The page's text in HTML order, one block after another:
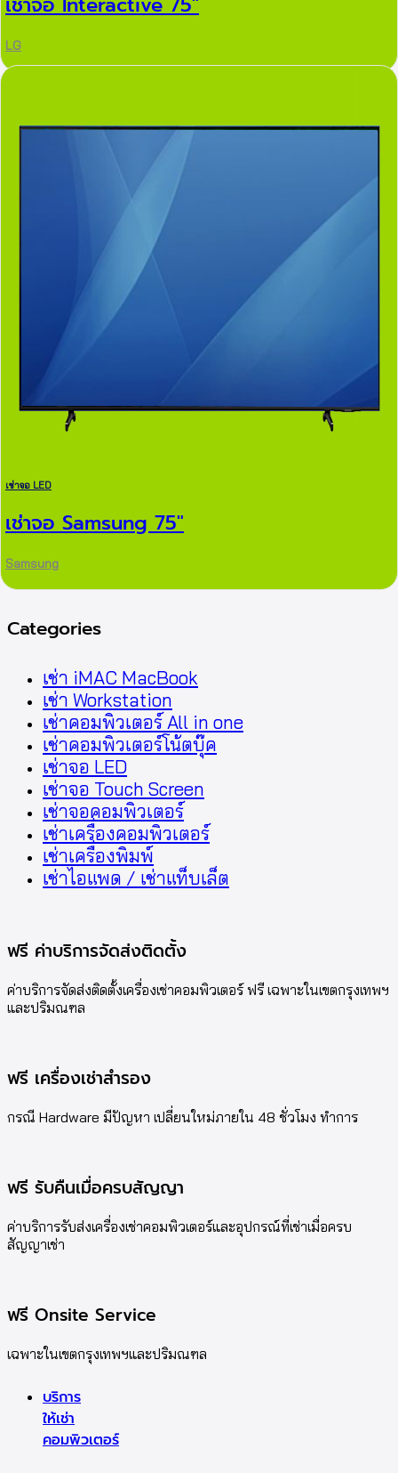
LG
เช่าจอ LED
เช่าจอ Samsung 75″
Samsung
Categories
เช่า iMAC MacBook
เช่า Workstation
เช่าคอมพิวเตอร์ All in one
เช่าคอมพิวเตอร์โน้ตบุ๊ค
เช่าจอ LED
เช่าจอ Touch Screen
เช่าจอคอมพิวเตอร์
เช่าเครื่องคอมพิวเตอร์
เช่าเครื่องพิมพ์
เช่าไอแพด / เช่าแท็บเล็ต
ฟรี ค่าบริการจัดส่งติดตั้ง
ค่าบริการจัดส่งติดตั้งเครื่องเช่าคอมพิวเตอร์ ฟรี เฉพาะในเขตกรุงเทพฯ
และปริมณฑล
ฟรี เครื่องเช่าสำรอง
กรณี Hardware มีปัญหา เปลี่ยนใหม่ภายใน 48 ชั่วโมง ทำการ
ฟรี รับคืนเมื่อครบสัญญา
ค่าบริการรับส่งเครื่องเช่าคอมพิวเตอร์และอุปกรณ์ที่เช่าเมื่อครบ
สัญญาเช่า
ฟรี Onsite Service
เฉพาะในเขตกรุงเทพฯและปริมณฑล
บริการ
ให้เช่า
คอมพิวเตอร์